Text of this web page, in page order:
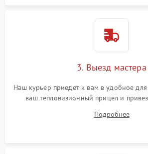
3. Выезд мастера
Наш курьер приедет к вам в удобное для
ваш тепловизионный прицел и
Подробнее